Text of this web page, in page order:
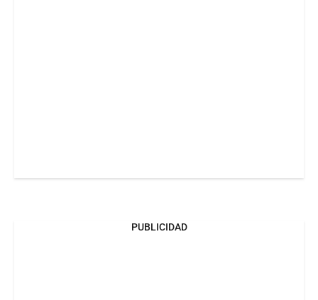
PUBLICIDAD